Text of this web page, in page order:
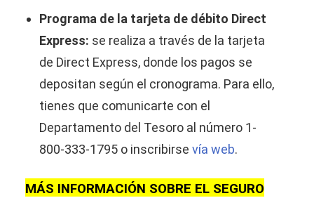
Programa de la tarjeta de débito Direct
Express: se realiza a través de la tarjeta
de Direct Express, donde los pagos se
depositan según el cronograma. Para ello,
tienes que comunicarte con el
Departamento del Tesoro al número 1-
800-333-1795 o inscribirse vía web.
MÁS INFORMACIÓN SOBRE EL SEGURO